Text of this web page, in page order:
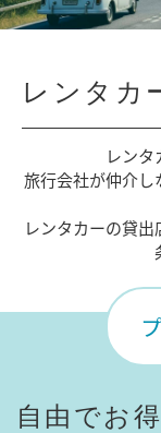
レンタカ
レンタ
旅行会社が仲介し
レンタカーの貸出
自由でお